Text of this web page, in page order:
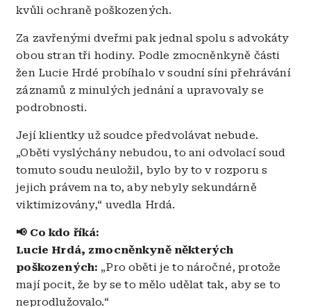
kvůli ochraně poškozených.
Za zavřenými dveřmi pak jednal spolu s advokáty
obou stran tři hodiny. Podle zmocněnkyně části
žen Lucie Hrdé probíhalo v soudní síni přehrávání
záznamů z minulých jednání a upravovaly se
podrobnosti.
Její klientky už soudce předvolávat nebude.
„Oběti vyslýchány nebudou, to ani odvolací soud
tomuto soudu neuložil, bylo by to v rozporu s
jejich právem na to, aby nebyly sekundárně
viktimizovány,“ uvedla Hrdá.
📢 Co kdo říká:
Lucie Hrdá, zmocněnkyně některých
poškozených: „Pro oběti je to náročné, protože
mají pocit, že by se to mělo udělat tak, aby se to
neprodlužovalo.“